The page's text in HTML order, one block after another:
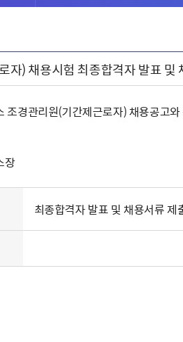
자) 채용시험 최종합격자 발표 및
경관리원(기간제근로자) 채용공고
장
최종합격자 발표 및 채용서류